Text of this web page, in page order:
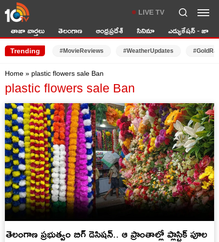
LIVE TV
తాజా వార్తలు తెలంగాణ ఆంధ్రప్రదేశ్ సినిమా ఎడ్యుకేషన్ - జాబ్స్
Trending #MovieReviews #WeatherUpdates
Home » plastic flowers sale Ban
plastic flowers sale Ban
తెలంగాణ ప్రభుత్వం బిగ్ డెసిషన్.. ఆ ప్రాంతాల్లో ప్లాస్టిక్ పూల